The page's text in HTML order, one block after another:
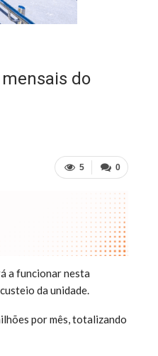
do
0
5
a funcionar nesta
da unidade.
por mês, totalizando